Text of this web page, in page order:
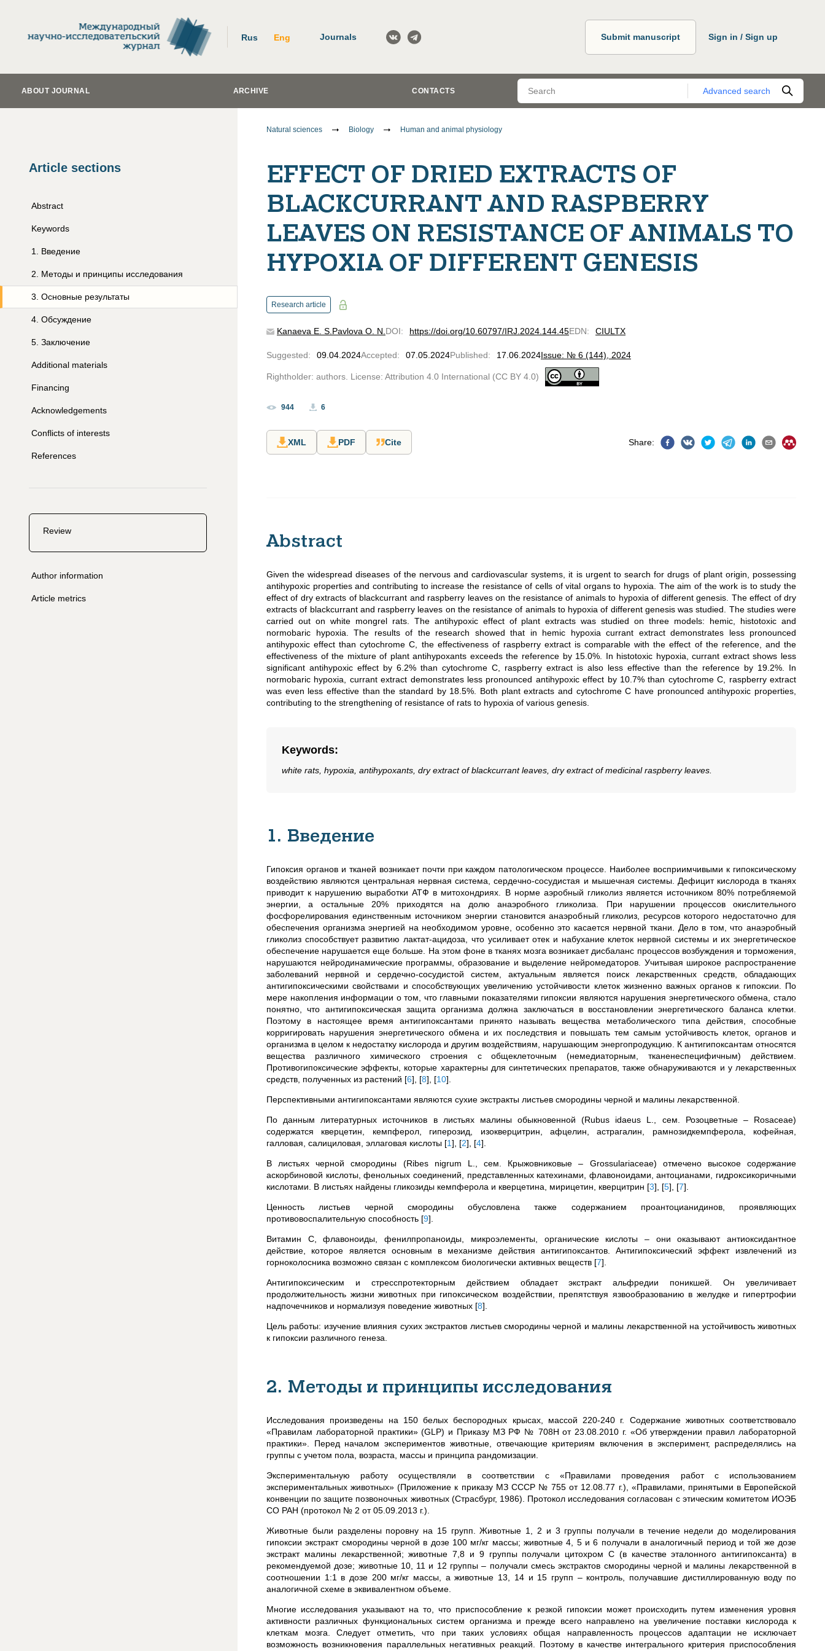
Rus Eng Journals Submit manuscript Sign in / Sign up
ABOUT JOURNAL ARCHIVE CONTACTS Advanced search
Article sections
Abstract
Keywords
1 Введение
2 Методы и принципы исследования
3 Основные результаты
4 Обсуждение
5 Заключение
Additional materials
Financing
Acknowledgements
Conflicts of interests
References
Review
Author information
Article metrics
Natural sciences Biology Human and animal physiology
EFFECT OF DRIED EXTRACTS OF
BLACKCURRANT AND RASPBERRY
LEAVES ON RESISTANCE OF ANIMALS TO
HYPOXIA OF DIFFERENT GENESIS
Research article
Kanaeva E. S. Pavlova O. N. DOI: https://doi.org/10.60797/IRJ.2024.144.45EDN: CIULTX
Suggested: 09.04.2024Accepted: 07.05.2024Published: 17.06.2024Issue: № 6 (144), 2024
Rightholder: authors. License: Attribution 4.0 International (CC BY 4.0)
944 6
XML PDF Cite Share:
Abstract
Given the widespread diseases of the nervous and cardiovascular systems, it is urgent to search for drugs of plant origin, possessing
antihypoxic properties and contributing to increase the resistance of cells of vital organs to hypoxia. The aim of the work is to study the
effect of dry extracts of blackcurrant and raspberry leaves on the resistance of animals to hypoxia of different genesis. The effect of dry
extracts of blackcurrant and raspberry leaves on the resistance of animals to hypoxia of different genesis was studied. The studies were
carried out on white mongrel rats. The antihypoxic effect of plant extracts was studied on three models: hemic, histotoxic and
normobaric hypoxia. The results of the research showed that in hemic hypoxia currant extract demonstrates less pronounced
antihypoxic effect than cytochrome C, the effectiveness of raspberry extract is comparable with the effect of the reference, and the
effectiveness of the mixture of plant antihypoxants exceeds the reference by 15.0%. In histotoxic hypoxia, currant extract shows less
significant antihypoxic effect by 6.2% than cytochrome C, raspberry extract is also less effective than the reference by 19.2%. In
normobaric hypoxia, currant extract demonstrates less pronounced antihypoxic effect by 10.7% than cytochrome C, raspberry extract
was even less effective than the standard by 18.5%. Both plant extracts and cytochrome C have pronounced antihypoxic properties,
contributing to the strengthening of resistance of rats to hypoxia of various genesis.
Keywords:
white rats, hypoxia, antihypoxants, dry extract of blackcurrant leaves, dry extract of medicinal raspberry leaves.
1. Введение
Гипоксия органов и тканей возникает почти при каждом патологическом процессе. Наиболее восприимчивыми к гипоксическому
воздействию являются центральная нервная система, сердечно-сосудистая и мышечная системы. Дефицит кислорода в тканях
приводит к нарушению выработки АТФ в митохондриях. В норме аэробный гликолиз является источником 80% потребляемой
энергии, а остальные 20% приходятся на долю анаэробного гликолиза. При нарушении процессов окислительного
фосфорелирования единственным источником энергии становится анаэробный гликолиз, ресурсов которого недостаточно для
обеспечения организма энергией на необходимом уровне, особенно это касается нервной ткани. Дело в том, что анаэробный
гликолиз способствует развитию лактат-ацидоза, что усиливает отек и набухание клеток нервной системы и их энергетическое
обеспечение нарушается еще больше. На этом фоне в тканях мозга возникает дисбаланс процессов возбуждения и торможения,
нарушаются нейродинамические программы, образование и выделение нейромедаторов. Учитывая широкое распространение
заболеваний нервной и сердечно-сосудистой систем, актуальным является поиск лекарственных средств, обладающих
антигипоксическими свойствами и способствующих увеличению устойчивости клеток жизненно важных органов к гипоксии. По
мере накопления информации о том, что главными показателями гипоксии являются нарушения энергетического обмена, стало
понятно, что антигипоксическая защита организма должна заключаться в восстановлении энергетического баланса клетки.
Поэтому в настоящее время антигипоксантами принято называть вещества метаболического типа действия, способные
корригировать нарушения энергетического обмена и их последствия и повышать тем самым устойчивость клеток, органов и
организма в целом к недостатку кислорода и другим воздействиям, нарушающим энергопродукцию. К антигипоксантам относятся
вещества различного химического строения с общеклеточным (немедиаторным, тканенеспецифичным) действием.
Противогипоксические эффекты, которые характерны для синтетических препаратов, также обнаруживаются и у лекарственных
средств, полученных из растений [6] [8] [10]
Перспективными антигипоксантами являются сухие экстракты листьев смородины черной и малины лекарственной.
По данным литературных источников в листьях малины обыкновенной (Rubus idaeus
L., сем. Розоцветные – Rosaceae)
содержатся кверцетин, кемпферол, гиперозид, изокверцитрин, афцелин, астрагалин, рамнозидкемпферола, кофейная,
галловая, салициловая, эллаговая кислоты [1] [2] [4]
В листьях черной смородины (Ribes nigrum L., сем. Крыжовниковые – Grossulariaceae) отмечено высокое содержание
аскорбиновой кислоты, фенольных соединений, представленных катехинами, флавоноидами, антоцианами, гидроксикоричными
кислотами. В листьях найдены гликозиды кемпферола и кверцетина, мирицетин, кверцитрин [3] [5] [7]
Ценность листьев черной смородины обусловлена также содержанием проантоцианидинов, проявляющих
противовоспалительную способность [9]
Витамин С, флавоноиды, фенилпропаноиды, микроэлементы, органические кислоты – они оказывают антиоксидантное
действие, которое является основным в механизме действия антигипоксантов. Антигипоксический эффект извлечений из
горноколосника возможно связан с комплексом биологически активных веществ [7]
Антигипоксическим и стресспротекторным действием обладает экстракт альфредии поникшей. Он увеличивает
продолжительность жизни животных при гипоксическом воздействии, препятствуя язвообразованию в желудке и гипертрофии
надпочечников и нормализуя поведение животных [8]
Цель работы: изучение влияния сухих экстрактов листьев смородины черной и малины лекарственной на устойчивость животных
к гипоксии различного генеза.
2. Методы и принципы исследования
Исследования произведены на 150 белых беспородных крысах, массой 220-240 г. Содержание животных соответствовало
«Правилам лабораторной практики» (GLP) и Приказу МЗ РФ № 708Н от 23.08.2010 г. «Об утверждении правил лабораторной
практики». Перед началом экспериментов животные, отвечающие критериям включения в эксперимент, распределялись на
группы с учетом пола, возраста, массы и принципа рандомизации.
Экспериментальную работу осуществляли в соответствии с «Правилами проведения работ с использованием
экспериментальных животных» (Приложение к приказу МЗ СССР № 755 от 12.08.77 г.), «Правилами, принятыми в Европейской
конвенции по защите позвоночных животных (Страсбург, 1986). Протокол исследования согласован с этическим комитетом ИОЭБ
СО РАН (протокол № 2 от 05.09.2013 г.).
Животные были разделены поровну на 15 групп. Животные 1, 2 и 3 группы получали в течение недели до моделирования
гипоксии экстракт смородины черной в дозе 100 мг/кг массы; животные 4, 5 и 6 получали в аналогичный период и той же дозе
экстракт малины лекарственной; животные 7,8 и 9 группы получали цитохром С (в качестве эталонного антигипоксанта) в
рекомендуемой дозе; животные 10, 11 и 12 группы – получали смесь экстрактов смородины черной и малины лекарственной в
соотношении 1:1 в дозе 200 мг/кг массы, а животные 13, 14 и 15 групп – контроль, получавшие дистиллированную воду по
аналогичной схеме в эквивалентном объеме.
Многие исследования указывают на то, что приспособление к резкой гипоксии может происходить путем изменения уровня
активности различных функциональных систем организма и прежде всего направлено на увеличение поставки кислорода к
клеткам мозга. Следует отметить, что при таких условиях общая направленность процессов адаптации не исключает
возможность возникновения параллельных негативных реакций. Поэтому в качестве интегрального критерия приспособления